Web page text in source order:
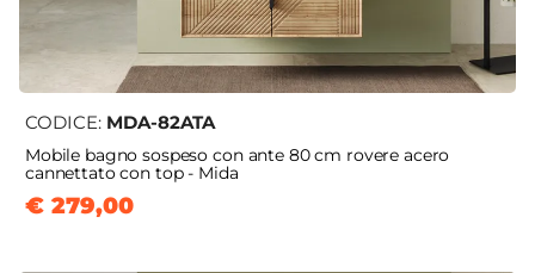
CODICE: MDA-82ATA
Mobile bagno sospeso con ante 80 cm rovere acero
cannettato con top - Mida
€ 279,00